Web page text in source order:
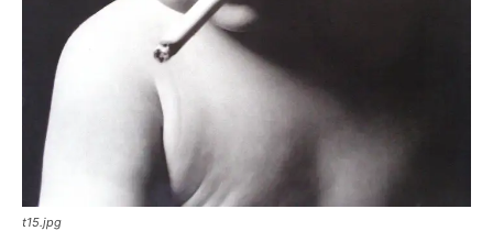
t15.jpg